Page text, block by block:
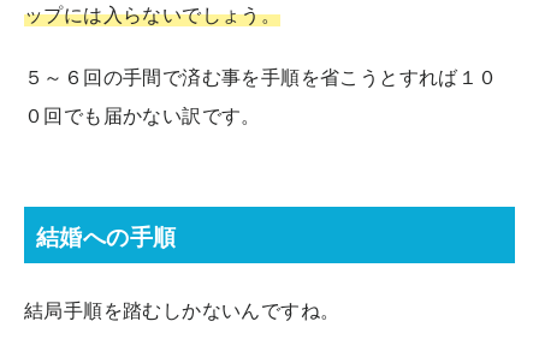
ップには入らないでしょう。
５～６回の手間で済む事を手順を省こうとすれば１０
０回でも届かない訳です。
結婚への手順
結局手順を踏むしかないんですね。